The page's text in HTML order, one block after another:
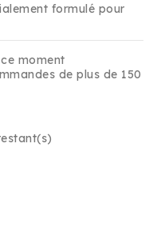
formulé pour
moment
de plus de 150